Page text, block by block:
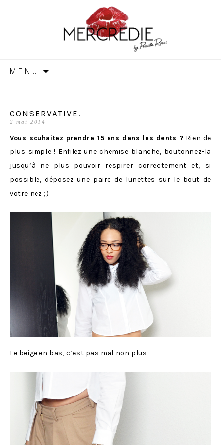
MERCREDIE
MENU
CONSERVATIVE.
2 mai 2014
Vous souhaitez prendre 15 ans dans les dents ? Rien de
plus simple ! Enfilez une chemise blanche, boutonnez-la
jusqu’à ne plus pouvoir respirer correctement et, si
possible, déposez une paire de lunettes sur le bout de
votre nez ;)
Le beige en bas, c’est pas mal non plus.